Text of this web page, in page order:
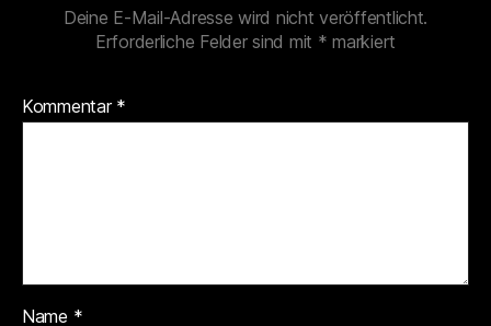
Deine E-Mail-Adresse wird nicht veröffentlicht.
Erforderliche Felder sind mit * markiert
Kommentar *
Name *